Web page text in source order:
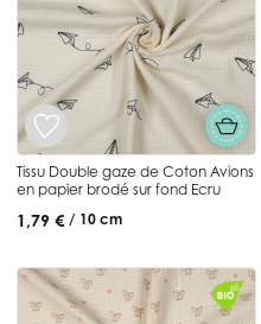
Tissu Double gaze de Coton Avions
en papier brodé sur fond Ecru
1,79 € / 10 cm